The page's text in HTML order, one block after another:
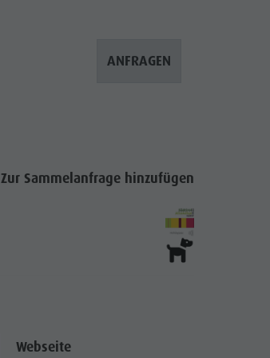
ANFRAGEN
Zur Sammelanfrage hinzufügen
Webseite